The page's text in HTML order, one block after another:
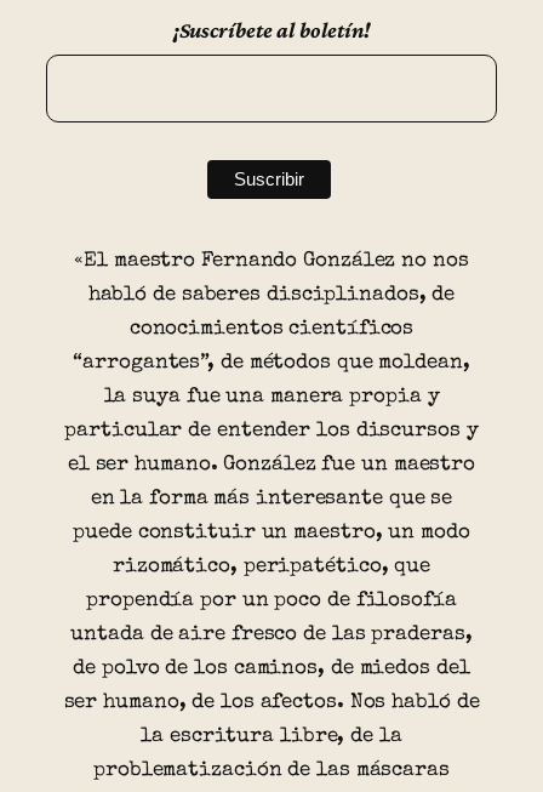
¡Suscríbete al boletín!
«El maestro Fernando González no nos
habló de saberes disciplinados, de
conocimientos científicos
“arrogantes”, de métodos que moldean,
la suya fue una manera propia y
particular de entender los discursos y
el ser humano. González fue un maestro
en la forma más interesante que se
puede constituir un maestro, un modo
rizomático, peripatético, que
propendía por un poco de filosofía
untada de aire fresco de las praderas,
de polvo de los caminos, de miedos del
ser humano, de los afectos. Nos habló de
la escritura libre, de la
problematización de las máscaras